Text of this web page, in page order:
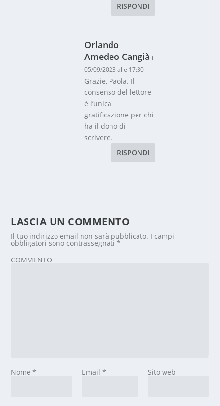
RISPONDI
Orlando
Amedeo Cangià il
05/09/2023 alle 17:30
Grazie, Paola. Il
consenso del lettore
è l’unica
gratificazione per chi
ha il dono di
scrivere.
RISPONDI
LASCIA UN COMMENTO
Il tuo indirizzo email non sarà pubblicato. I campi
obbligatori sono contrassegnati*
COMMENTO
Nome* Email * Sito web